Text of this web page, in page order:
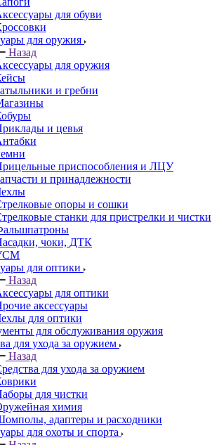
для обуви
для оружия
Назад
для оружия
и гребни
и цевья
приспособления и ЛЦУ
и принадлежности
опоры и сошки
станки для пристрелки и чистки
чоки, ДТК
для оптики
Назад
для оптики
аксессуары
для оптики
для обслуживания оружия
для ухода за оружием
Назад
для ухода за оружием
для чистки
химия
адаптеры и расходники
для охоты и спорта